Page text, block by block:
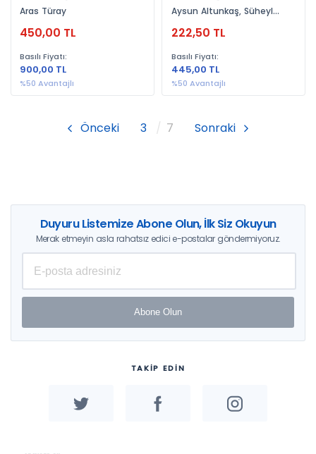
Bağlamında Halkı Kin Ve
Düşmanlığa Tahrik Suçu
Aras Türay
450,00 TL
Basılı Fiyatı:
900,00 TL
%50 Avantajlı
Hukukunda Son Gelişmeler
Sempozyumu
Aysun Altunkaş, Süheyl
222,50 TL
Basılı Fiyatı:
445,00 TL
%50 Avantajlı
Önceki 3 7 Sonraki
Duyuru Listemize Abone Olun, İlk Siz Okuyun
Merak etmeyin asla rahatsız edici e-postalar göndermiyoruz.
Abone Olun
TAKİP EDİN